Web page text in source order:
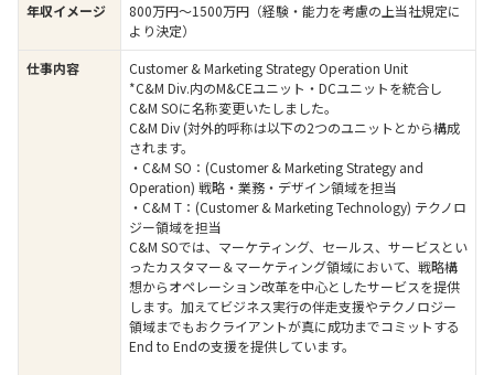
年収イメージ
800万円〜1500万円（経験・能力を考慮の上当社規定に
より決定）
仕事内容
Customer & Marketing Strategy Operation Unit
*C&M Div.内のM&CEユニット・DCユニットを統合し
C&M SOに名称変更いたしました。
C&M Div (対外的呼称は以下の2つのユニットとから構成
されます。
・C&M SO：(Customer & Marketing Strategy and
Operation) 戦略・業務・デザイン領域を担当
・C&M T：(Customer & Marketing Technology) テクノロ
ジー領域を担当
C&M SOでは、マーケティング、セールス、サービスとい
ったカスタマー＆マーケティング領域において、戦略構
想からオペレーション改革を中心としたサービスを提供
します。加えてビジネス実行の伴走支援やテクノロジー
領域までもおクライアントが真に成功までコミットする
End to Endの支援を提供しています。